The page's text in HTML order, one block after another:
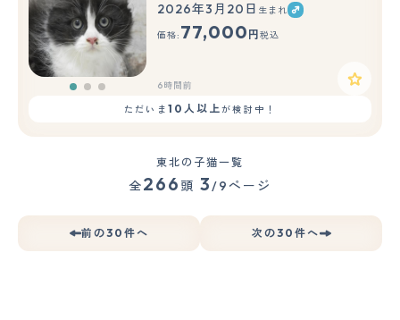
もっと見る
2026年3月20日 生まれ
価格: 77,000 円 税込
6時間前
ただいま 10人以上が検討中！
東北の子猫一覧
全266 頭 3/9ページ
前の30件へ 次の30件へ